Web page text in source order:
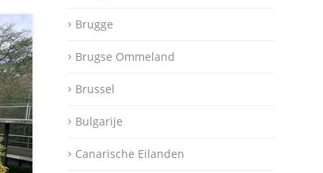
Brugge
Brugse Ommeland
Brussel
Bulgarije
Canarische Eilanden